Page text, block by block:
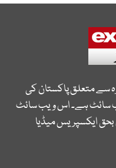
سے متعلق پاکستان کی
سائٹ ہے۔ اس ویب سائٹ
بحق ایکسپریس میڈیا